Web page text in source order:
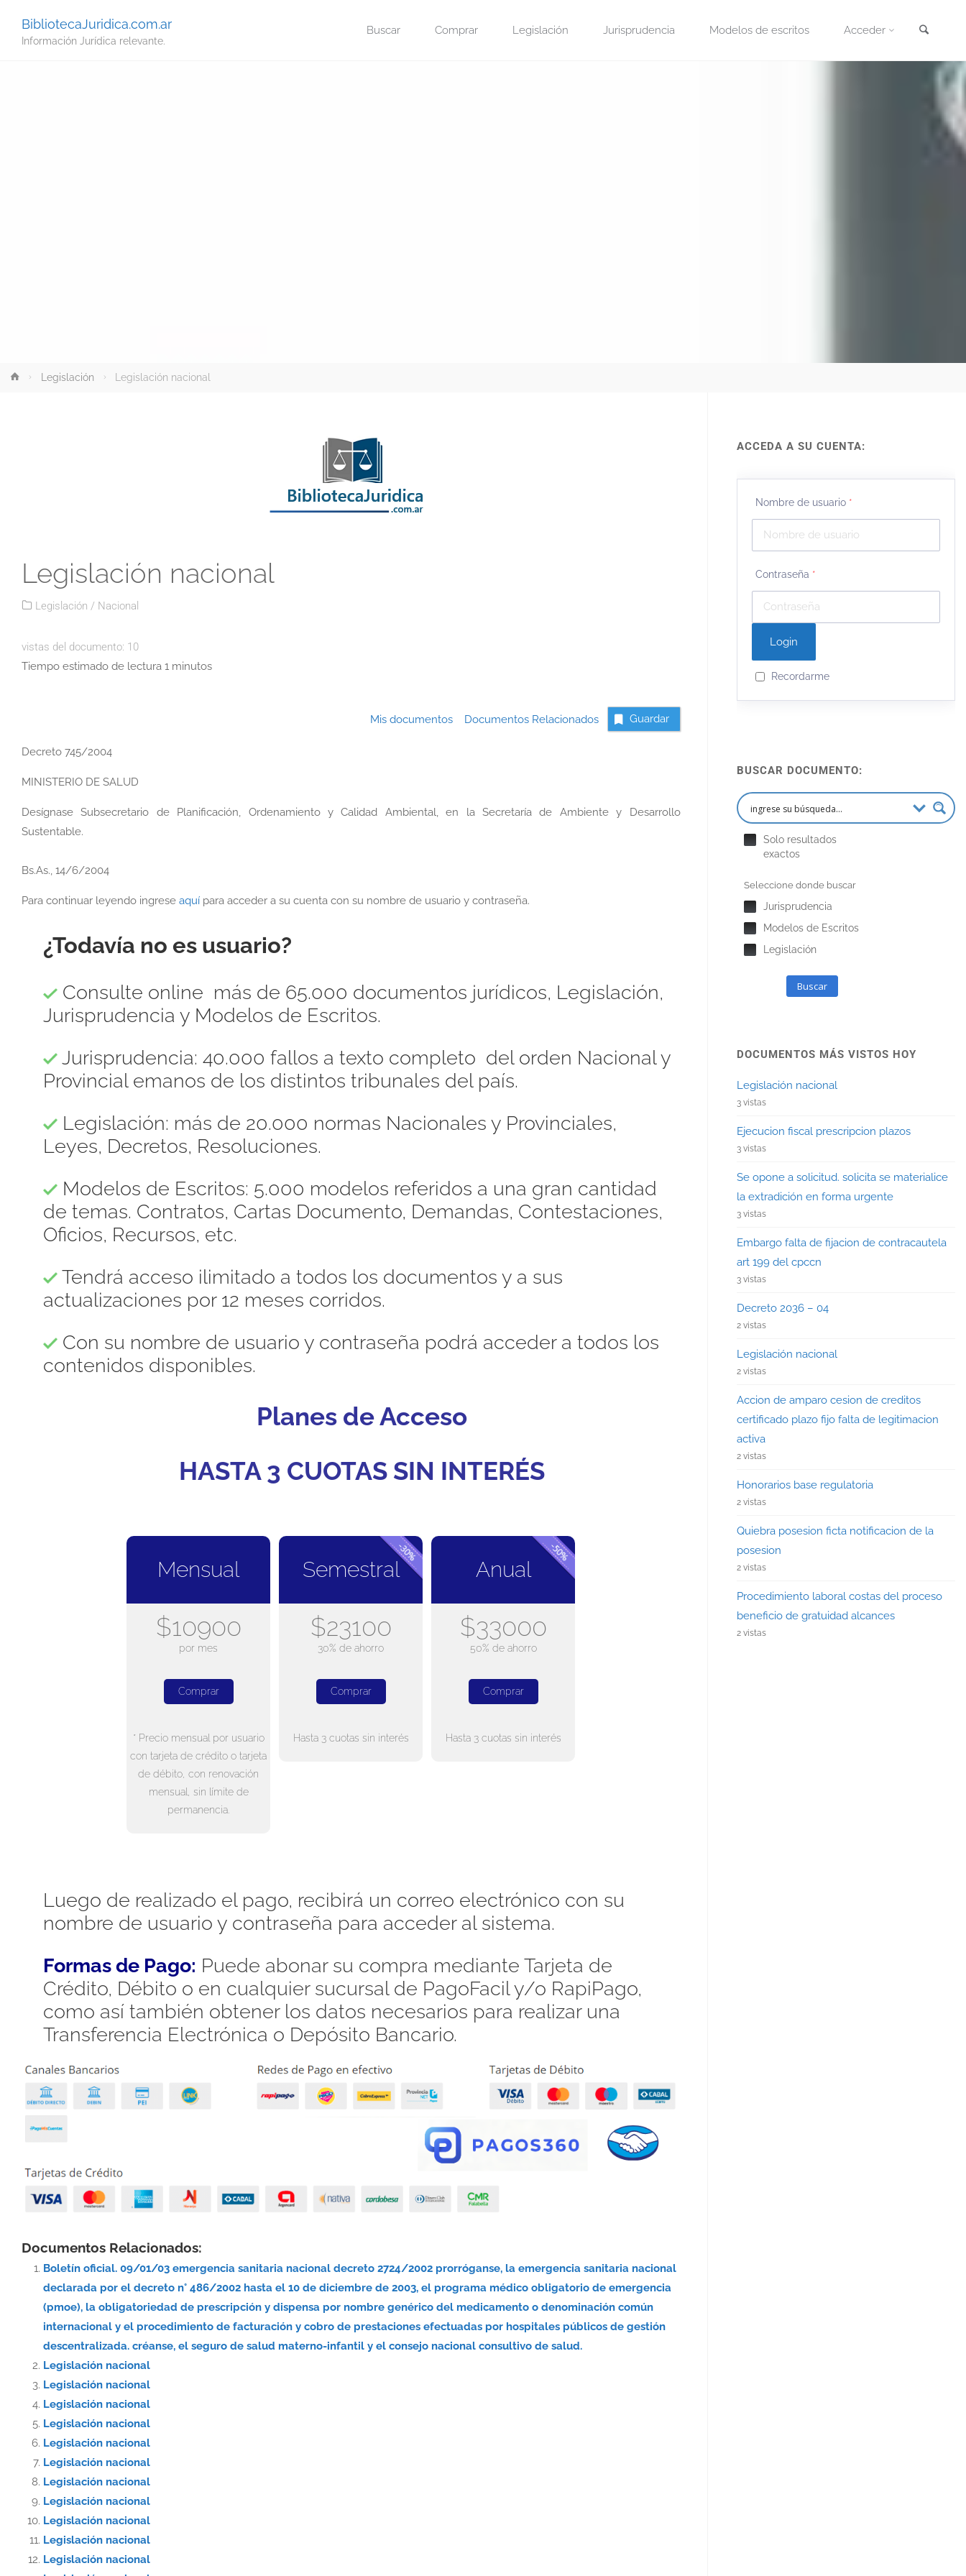
BibliotecaJuridica.com.ar
Información Jurídica relevante.
Buscar Comprar Legislación Jurisprudencia Modelos de escritos Acceder
Inicio Legislación Legislación nacional
Legislación nacional
Legislación / Nacional
vistas del documento: 10
Tiempo estimado de lectura 1 minutos
Mis documentosDocumentos Relacionados Guardar
Decreto 745/2004
MINISTERIO DE SALUD
Desígnase Subsecretario de Planificación, Ordenamiento y Calidad Ambiental, en la Secretaría de Ambiente y Desarrollo
Sustentable.
Bs.As., 14/6/2004
Para continuar leyendo ingrese aquí para acceder a su cuenta con su nombre de usuario y contraseña.
¿Todavía no es usuario?
Consulte online más de 65.000 documentos jurídicos, Legislación,
Jurisprudencia y Modelos de Escritos.
Jurisprudencia: 40.000 fallos a texto completo del orden Nacional y
Provincial emanos de los distintos tribunales del país.
Legislación: más de 20.000 normas Nacionales y Provinciales,
Leyes, Decretos, Resoluciones.
Modelos de Escritos: 5.000 modelos referidos a una gran cantidad
de temas. Contratos, Cartas Documento, Demandas, Contestaciones,
Oficios, Recursos, etc.
Tendrá acceso ilimitado a todos los documentos y a sus
actualizaciones por 12 meses corridos.
Con su nombre de usuario y contraseña podrá acceder a todos los
contenidos disponibles.
Planes de Acceso
HASTA 3 CUOTAS SIN INTERÉS
Mensual
$10900
por mes
Comprar
* Precio mensual por usuario
con tarjeta de crédito o tarjeta
de débito, con renovación
mensual, sin límite de
permanencia.
Semestral
$23100
30% de ahorro
Comprar
Hasta 3 cuotas sin interés
Anual
$33000
50% de ahorro
Comprar
Hasta 3 cuotas sin interés
Luego de realizado el pago, recibirá un correo electrónico con su
nombre de usuario y contraseña para acceder al sistema.
Formas de Pago: Puede abonar su compra mediante Tarjeta de
Crédito, Débito o en cualquier sucursal de PagoFacil y/o RapiPago,
como así también obtener los datos necesarios para realizar una
Transferencia Electrónica o Depósito Bancario.
Documentos Relacionados:
Boletín oficial. 09/01/03 emergencia sanitaria nacional decreto 2724/2002 prorróganse, la emergencia sanitaria nacional
declarada por el decreto n° 486/2002 hasta el 10 de diciembre de 2003, el programa médico obligatorio de emergencia
(pmoe), la obligatoriedad de prescripción y dispensa por nombre genérico del medicamento o denominación común
internacional y el procedimiento de facturación y cobro de prestaciones efectuadas por hospitales públicos de gestión
descentralizada. créanse, el seguro de salud materno-infantil y el consejo nacional consultivo de salud.
Legislación nacional
Legislación nacional
Legislación nacional
Legislación nacional
Legislación nacional
Legislación nacional
Legislación nacional
Legislación nacional
Legislación nacional
Legislación nacional
Legislación nacional
ACCEDA A SU CUENTA:
Nombre de usuario *
Contraseña *
Recordarme
BUSCAR DOCUMENTO:
Solo resultados
exactos
Seleccione donde buscar
Jurisprudencia
Modelos de Escritos
Legislación
Buscar
DOCUMENTOS MÁS VISTOS HOY
Legislación nacional
3 vistas
Ejecucion fiscal prescripcion plazos
3 vistas
Se opone a solicitud. solicita se materialice
la extradición en forma urgente
3 vistas
Embargo falta de fijacion de contracautela
art 199 del cpccn
3 vistas
Decreto 2036 – 04
2 vistas
Legislación nacional
2 vistas
Accion de amparo cesion de creditos
certificado plazo fijo falta de legitimacion
activa
2 vistas
Honorarios base regulatoria
2 vistas
Quiebra posesion ficta notificacion de la
posesion
2 vistas
Procedimiento laboral costas del proceso
beneficio de gratuidad alcances
2 vistas